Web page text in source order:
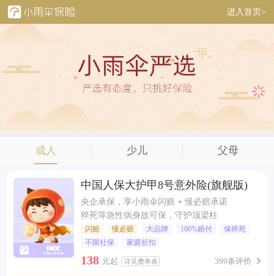
进入首页>
成人 少儿 父母
中国人保大护甲8号意外险(旗舰版)
央企承保，享小雨伞闪赔 + 慢必赔承诺
猝死等急性病身故可保，守护顶梁柱
闪赔 慢必赔 大品牌 100%赔付
保猝死
不限社保
家庭折扣
138 元起 详见费率表 399条评价